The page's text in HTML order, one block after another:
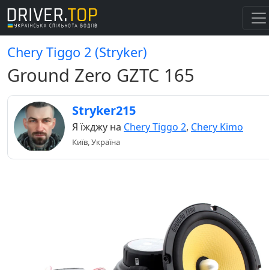
Chery Tiggo 2 (Stryker)
Ground Zero GZTC 165
Stryker215
Я їжджу на Chery Tiggo 2, Chery Kimo
Київ, Україна